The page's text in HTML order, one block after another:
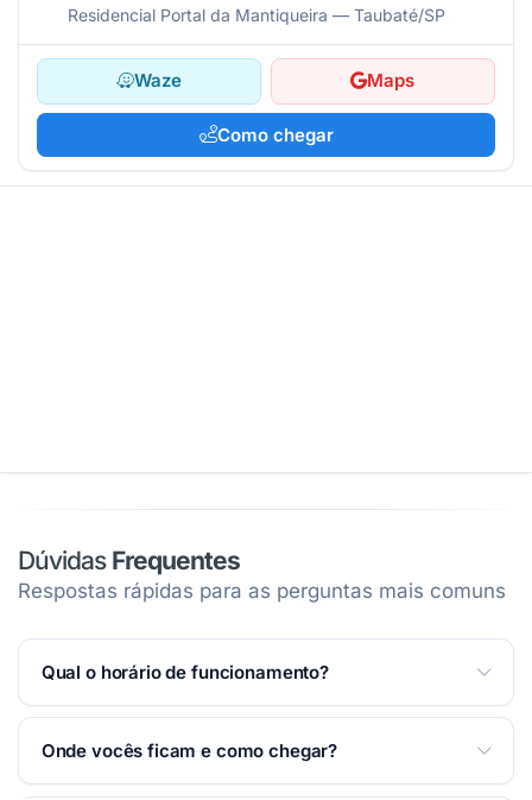
Residencial Portal da Mantiqueira — Taubaté/SP
Waze Maps
Como chegar
Dúvidas Frequentes
Respostas rápidas para as perguntas mais comuns
Qual o horário de funcionamento?
Atendemos Segunda a Domingo 24 horas.
Onde vocês ficam e como chegar?